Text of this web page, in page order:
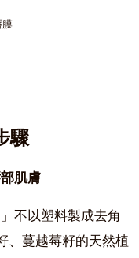
膜
驟
肌膚
不以塑料製成去角
、蔓越莓籽的天然植